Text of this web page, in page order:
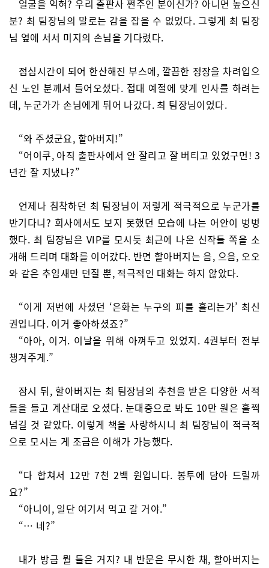
얼굴을 익혀? 우리 출판사 쩐주인 분이신가? 아니면 높으신
분? 최 팀장님의 말로는 감을 잡을 수 없었다. 그렇게 최 팀장
님 옆에 서서 미지의 손님을 기다렸다.
점심시간이 되어 한산해진 부스에, 깔끔한 정장을 차려입으
신 노인 분께서 들어오셨다. 접대 예절에 맞게 인사를 하려는
데, 누군가가 손님에게 튀어 나갔다. 최 팀장님이었다.
“와 주셨군요, 할아버지!”
“어이쿠, 아직 출판사에서 안 잘리고 잘 버티고 있었구먼! 3
년간 잘 지냈나?”
언제나 침착하던 최 팀장님이 저렇게 적극적으로 누군가를
반기다니? 회사에서도 보지 못했던 모습에 나는 어안이 벙벙
했다. 최 팀장님은 VIP를 모시듯 최근에 나온 신작들 쪽을 소
개해 드리며 대화를 이어갔다. 반면 할아버지는 음, 으음, 오오
와 같은 추임새만 던질 뿐, 적극적인 대화는 하지 않았다.
“이게 저번에 사셨던 ‘은화는 누구의 피를 흘리는가’ 최신
권입니다. 이거 좋아하셨죠?”
“아아, 이거. 이날을 위해 아껴두고 있었지. 4권부터 전부
챙겨주게.”
잠시 뒤, 할아버지는 최 팀장님의 추천을 받은 다양한 서적
들을 들고 계산대로 오셨다. 눈대중으로 봐도 10만 원은 훌쩍
넘길 것 같았다. 이렇게 책을 사랑하시니 최 팀장님이 적극적
으로 모시는 게 조금은 이해가 가능했다.
“다 합쳐서 12만 7천 2백 원입니다. 봉투에 담아 드릴까
요?”
“아니이, 일단 여기서 먹고 갈 거야.”
“… 네?”
내가 방금 뭘 들은 거지? 내 반문은 무시한 채, 할아버지는